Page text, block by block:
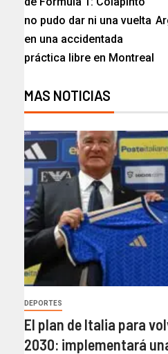
no pudo dar ni una vuelta
en una accidentada
práctica libre en Montreal
MAS NOTICIAS
DEPORTES
El plan de Italia para
2030: implementará